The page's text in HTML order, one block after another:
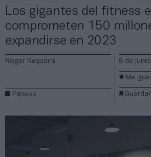
Los gigantes del fitness
comprometen 150
expandirse en 2023
Roger Requena
Fitness
8 de
Guardar
Me